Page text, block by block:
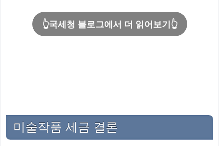
👆국세청 블로그에서 더 읽어보기👆
미술작품 세금 결론